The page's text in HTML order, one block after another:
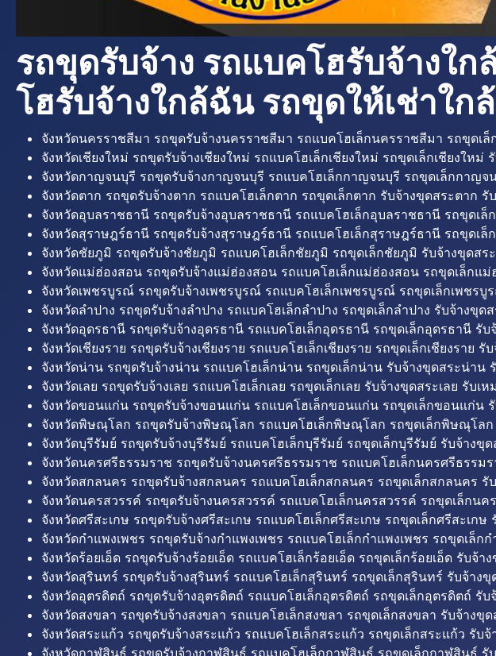
รถขุดรับจ้าง รถแบคโฮรับจ้างใก
โฮรับจ้างใกล้ฉัน รถขุดให้เช่าใก
จังหวัดนครราชสีมา รถขุดรับจ้างนครราชสีมา รถแบคโฮเล็กนครราชสีมา รถขุด
จังหวัดเชียงใหม่ รถขุดรับจ้างเชียงใหม่ รถแบคโฮเล็กเชียงใหม่ รถขุดเล็กเชียงใหม่
จังหวัดกาญจนบุรี รถขุดรับจ้างกาญจนบุรี รถแบคโฮเล็กกาญจนบุรี รถขุดเล็กกาญ
จังหวัดตาก รถขุดรับจ้างตาก รถแบคโฮเล็กตาก รถขุดเล็กตาก รับจ้างขุดสระตาก รั
จังหวัดอุบลราชธานี รถขุดรับจ้างอุบลราชธานี รถแบคโฮเล็กอุบลราชธานี รถขุดเ
จังหวัดสุราษฎร์ธานี รถขุดรับจ้างสุราษฎร์ธานี รถแบคโฮเล็กสุราษฎร์ธานี รถขุดเ
จังหวัดชัยภูมิ รถขุดรับจ้างชัยภูมิ รถแบคโฮเล็กชัยภูมิ รถขุดเล็กชัยภูมิ รับจ้างขุดส
จังหวัดแม่ฮ่องสอน รถขุดรับจ้างแม่ฮ่องสอน รถแบคโฮเล็กแม่ฮ่องสอน รถขุดเล็กแ
จังหวัดเพชรบูรณ์ รถขุดรับจ้างเพชรบูรณ์ รถแบคโฮเล็กเพชรบูรณ์ รถขุดเล็กเพชร
จังหวัดลำปาง รถขุดรับจ้างลำปาง รถแบคโฮเล็กลำปาง รถขุดเล็กลำปาง รับจ้างขุด
จังหวัดอุดรธานี รถขุดรับจ้างอุดรธานี รถแบคโฮเล็กอุดรธานี รถขุดเล็กอุดรธานี รั
จังหวัดเชียงราย รถขุดรับจ้างเชียงราย รถแบคโฮเล็กเชียงราย รถขุดเล็กเชียงราย รั
จังหวัดน่าน รถขุดรับจ้างน่าน รถแบคโฮเล็กน่าน รถขุดเล็กน่าน รับจ้างขุดสระน่าน
จังหวัดเลย รถขุดรับจ้างเลย รถแบคโฮเล็กเลย รถขุดเล็กเลย รับจ้างขุดสระเลย รับเห
จังหวัดขอนแก่น รถขุดรับจ้างขอนแก่น รถแบคโฮเล็กขอนแก่น รถขุดเล็กขอนแก่น
จังหวัดพิษณุโลก รถขุดรับจ้างพิษณุโลก รถแบคโฮเล็กพิษณุโลก รถขุดเล็กพิษณุโล
จังหวัดบุรีรัมย์ รถขุดรับจ้างบุรีรัมย์ รถแบคโฮเล็กบุรีรัมย์ รถขุดเล็กบุรีรัมย์ รับจ้างขุ
จังหวัดนครศรีธรรมราช รถขุดรับจ้างนครศรีธรรมราช รถแบคโฮเล็กนครศรีธรร
จังหวัดสกลนคร รถขุดรับจ้างสกลนคร รถแบคโฮเล็กสกลนคร รถขุดเล็กสกลนคร
จังหวัดนครสวรรค์ รถขุดรับจ้างนครสวรรค์ รถแบคโฮเล็กนครสวรรค์ รถขุดเล็กน
จังหวัดศรีสะเกษ รถขุดรับจ้างศรีสะเกษ รถแบคโฮเล็กศรีสะเกษ รถขุดเล็กศรีสะเก
จังหวัดกำแพงเพชร รถขุดรับจ้างกำแพงเพชร รถแบคโฮเล็กกำแพงเพชร รถขุดเล็
จังหวัดร้อยเอ็ด รถขุดรับจ้างร้อยเอ็ด รถแบคโฮเล็กร้อยเอ็ด รถขุดเล็กร้อยเอ็ด รับจ้า
จังหวัดสุรินทร์ รถขุดรับจ้างสุรินทร์ รถแบคโฮเล็กสุรินทร์ รถขุดเล็กสุรินทร์ รับจ้าง
จังหวัดอุตรดิตถ์ รถขุดรับจ้างอุตรดิตถ์ รถแบคโฮเล็กอุตรดิตถ์ รถขุดเล็กอุตรดิตถ์ รั
จังหวัดสงขลา รถขุดรับจ้างสงขลา รถแบคโฮเล็กสงขลา รถขุดเล็กสงขลา รับจ้างขุ
จังหวัดสระแก้ว รถขุดรับจ้างสระแก้ว รถแบคโฮเล็กสระแก้ว รถขุดเล็กสระแก้ว รับ
จังหวัดกาฬสินธุ์ รถขุดรับจ้างกาฬสินธุ์ รถแบคโฮเล็กกาฬสินธุ์ รถขุดเล็กกาฬสินธุ์